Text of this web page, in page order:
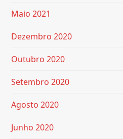
Maio 2021
Dezembro 2020
Outubro 2020
Setembro 2020
Agosto 2020
Junho 2020